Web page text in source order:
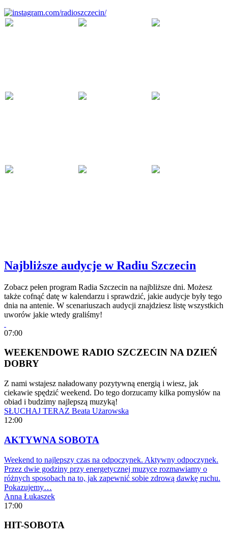
Najbliższe audycje w Radiu Szczecin
Zobacz pełen program Radia Szczecin na najbliższe dni. Możesz
także cofnąć datę w kalendarzu i sprawdzić, jakie audycje były tego
dnia na antenie. W scenariuszach audycji znajdziesz listę wszystkich
uworów jakie wtedy graliśmy!
07:00
WEEKENDOWE RADIO SZCZECIN NA DZIEŃ
DOBRY
Z nami wstajesz naładowany pozytywną energią i wiesz, jak
ciekawie spędzić weekend. Do tego dorzucamy kilka pomysłów na
obiad i budzimy najlepszą muzyką!
SŁUCHAJ TERAZ Beata Użarowska
12:00
AKTYWNA SOBOTA
Weekend to najlepszy czas na odpoczynek. Aktywny odpoczynek.
Przez dwie godziny przy energetycznej muzyce rozmawiamy o
różnych sposobach na to, jak zapewnić sobie zdrową dawkę ruchu.
Pokazujemy…
Anna Łukaszek
17:00
HIT-SOBOTA